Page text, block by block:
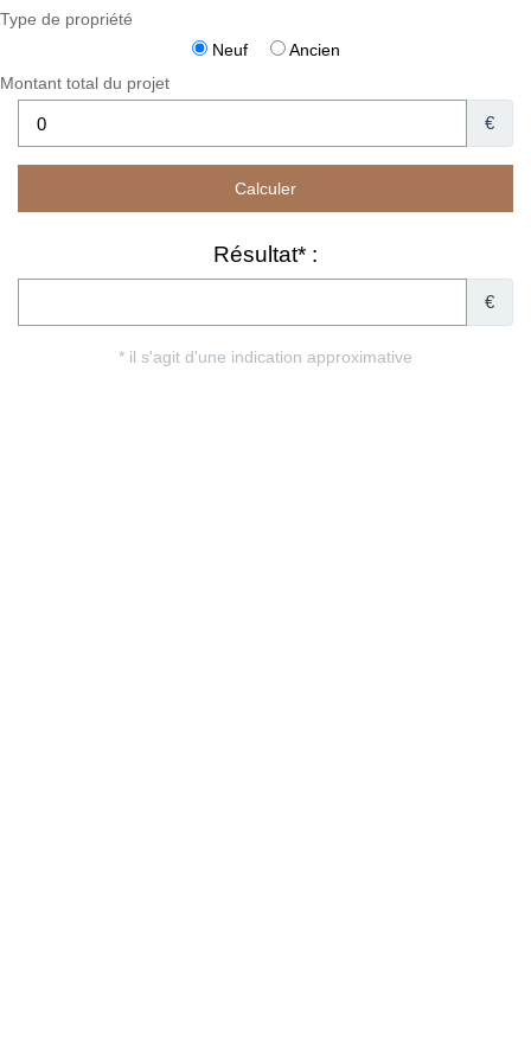
Type de propriété
Neuf
Ancien
Montant total du projet
€
Résultat* :
€
* il s'agit d'une indication approximative